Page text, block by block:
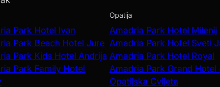
Park Hotel Ivan
Park Beach Hotel Jure
Park Kids Hotel Andrija
Park Family Hotel
Opatija
Amadria Park Hotel Milenij
Amadria Park Hotel Sveti
Amadria Park Hotel Royal
Amadria Park Grand Hotel
Opatijska Cvijeta